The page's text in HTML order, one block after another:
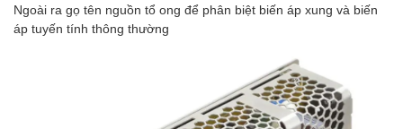
Ngoài ra gọ tên nguồn tổ ong để phân biệt biến áp xung và biến
áp tuyến tính thông thường